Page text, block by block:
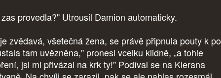
zas provedla?" Utrousil Damion automaticky.
zvědavá, všetečná žena, se právě připnula pouty k
tam uvězněna," pronesl vcelku klidně, „a tohle
jsi mi přivázal na krk ty!" Podíval se na Kierana